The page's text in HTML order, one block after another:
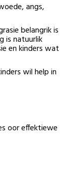
angs,
belangrik is
is natuurlik
en kinders wat
wil help in
oor effektiewe